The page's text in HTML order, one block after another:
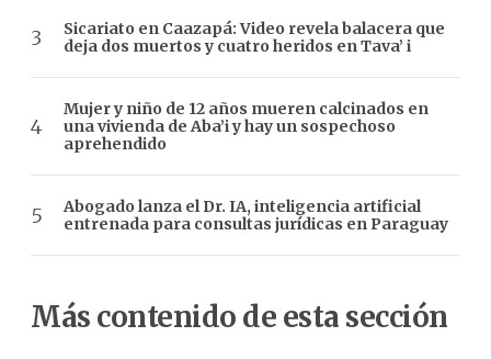
Sicariato en Caazapá: Video revela balacera que
deja dos muertos y cuatro heridos en Tava’ i
Mujer y niño de 12 años mueren calcinados en
una vivienda de Aba’i y hay un sospechoso
aprehendido
Abogado lanza el Dr. IA, inteligencia artificial
entrenada para consultas jurídicas en Paraguay
Más contenido de esta sección